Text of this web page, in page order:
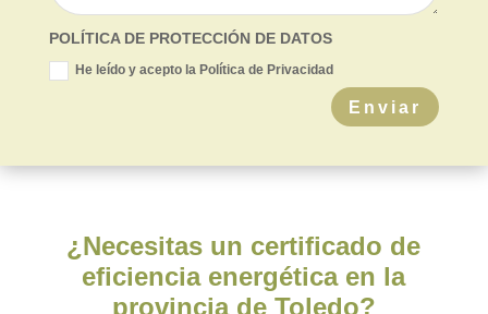
POLÍTICA DE PROTECCIÓN DE DATOS
He leído y acepto la Política de Privacidad
Enviar
¿Necesitas un certificado de
eficiencia energética en la
provincia de Toledo?